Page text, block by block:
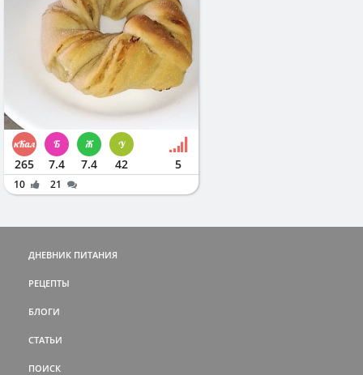
265 7.4 7.4 42 5
10 21
ДНЕВНИК ПИТАНИЯ
РЕЦЕПТЫ
БЛОГИ
СТАТЬИ
ПОИСК